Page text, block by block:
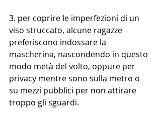
3. per coprire le imperfezioni di un
viso struccato, alcune ragazze
preferiscono indossare la
mascherina, nascondendo in questo
modo metà del volto, oppure per
privacy mentre sono sulla metro o
su mezzi pubblici per non attirare
troppo gli sguardi.